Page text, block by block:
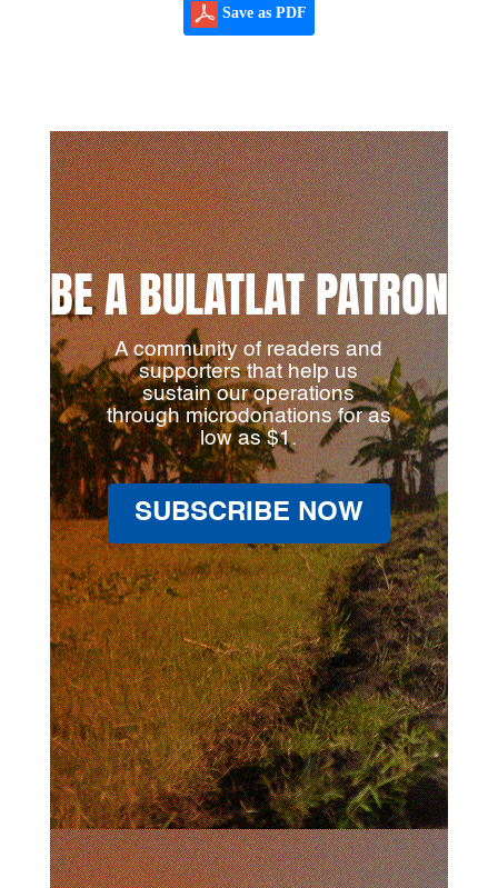
Save as PDF
BE A BULATLAT PATRON
A community of readers and
supporters that help us
sustain our operations
through microdonations for as
low as $1.
SUBSCRIBE NOW